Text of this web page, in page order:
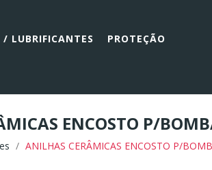
/ LUBRIFICANTES
PROTEÇÃO
ENCOSTO P/
ANILHAS CERÂMICAS ENCOSTO P/